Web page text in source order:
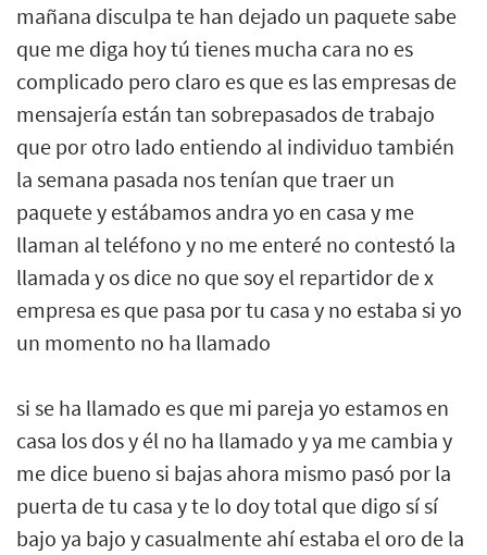
mañana disculpa te han dejado un paquete sabe
que me diga hoy tú tienes mucha cara no es
complicado pero claro es que es las empresas de
mensajería están tan sobrepasados de trabajo
que por otro lado entiendo al individuo también
la semana pasada nos tenían que traer un
paquete y estábamos andra yo en casa y me
llaman al teléfono y no me enteré no contestó la
llamada y os dice no que soy el repartidor de x
empresa es que pasa por tu casa y no estaba si yo
un momento no ha llamado
si se ha llamado es que mi pareja yo estamos en
casa los dos y él no ha llamado y ya me cambia y
me dice bueno si bajas ahora mismo pasó por la
puerta de tu casa y te lo doy total que digo sí sí
bajo ya bajo y casualmente ahí estaba el oro de la